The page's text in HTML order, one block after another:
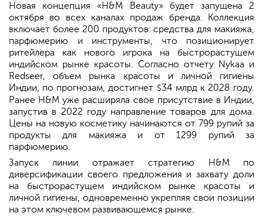
Новая концепция «H&M Beauty» будет запущена 2
октября во всех каналах продаж бренда. Коллекция
включает более 200 продуктов: средства для макияжа,
парфюмерию и инструменты, что позиционирует
ритейлера как нового игрока на быстрорастущем
индийском рынке красоты. Согласно отчету Nykaa и
Redseer, объем рынка красоты и личной гигиены
Индии, по прогнозам, достигнет $34 млрд к 2028 году.
Ранее H&M уже расширяла свое присутствие в Индии,
запустив в 2022 году направление товаров для дома.
Цены на новую косметику начинаются от 799 рупий за
продукты для макияжа и от 1299 рупий за
парфюмерию.
Запуск линии отражает стратегию H&M по
диверсификации своего предложения и захвату доли
на быстрорастущем индийском рынке красоты и
личной гигиены, одновременно укрепляя свои позиции
на этом ключевом развивающемся рынке.